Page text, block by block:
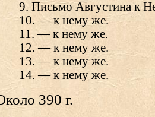
9. Письмо Августина к
10. — к нему же.
11. — к нему же.
12. — к нему же.
13. — к нему же.
14. — к нему же.
390 г.